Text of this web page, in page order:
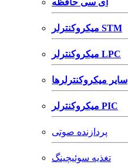
آی سی حافظه
میکروکنترلر STM
میکروکنترلر LPC
سایر میکروکنترلرها
میکروکنترلر PIC
پردازنده صوتی
تغذیه سوئیچینگ